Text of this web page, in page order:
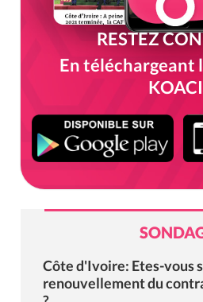
RESTEZ
En téléchargeant
Côte d'Ivoire: Etes-vous
renouvellement du